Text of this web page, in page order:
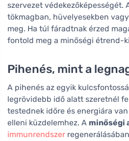
szervezet védekezőképességét.
tökmagban, hüvelyesekben
meg. Ha túl fáradtnak érzed
fontold meg a minőségi étrend-
Pihenés, mint a
A pihenés az egyik
legrövidebb idő alatt szeretnél
testednek időre és energiára
elleni küzdelemhez. A minőségi
immunrendszer